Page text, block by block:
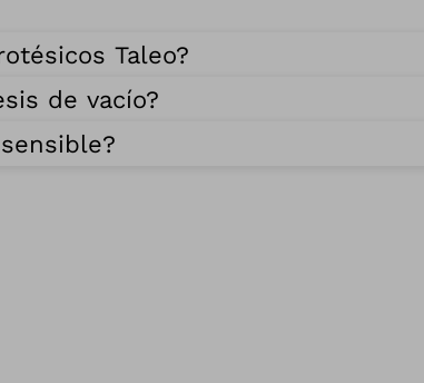
Taleo?
de vacío?